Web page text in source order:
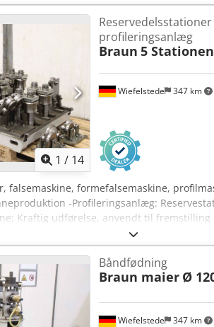
1 / 14
Wiefelstede 347 km
profileringsanlæg
Braun 5 Stationen
falsemaskine, formefalsemaskine,
-Profileringsanlæg:
Kraftig udførelse, anvendt til
-Trækaksel: Ø 35 mm -Dimensioner: 4x
Wiefelstede 347 km
Båndfødning
Braun maier Ø